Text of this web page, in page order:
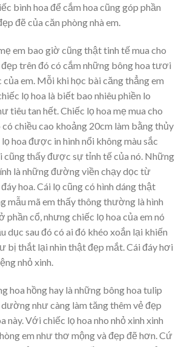
bình hoa để cắm hoa cũng góp phần
đẽ của căn phòng nhà em.
em bao giờ cũng thật tinh tế mua cho
trên đó có cắm những bông hoa tươi
của em. Mỗi khi học bài căng thẳng em
lọ hoa là biết bao nhiêu phiền lo
tiêu tan hết. Chiếc lọ hoa mẹ mua cho
có chiều cao khoảng 20cm làm bằng thủy
hoa được in hình nổi không màu sắc
cũng thấy được sự tỉnh tế của nó. Những
là những đường viền chạy dọc từ
hoa. Cái lọ cũng có hình dáng thật
mẫu mã em thấy thông thường là hình
phần cổ, nhưng chiếc lọ hoa của em nó
dục sau đó có ai đó khéo xoắn lại khiến
bị thắt lại nhìn thật đẹp mắt. Cái đáy hơi
nhỏ xinh.
hoa hồng hay là những bông hoa tulip
như càng làm tăng thêm vẻ đẹp
này. Với chiếc lọ hoa nho nhỏ xinh xinh
em như thơ mộng và đẹp đẽ hơn. Cứ